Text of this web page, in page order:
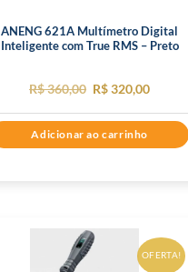
ANENG 621A Multímetro Digital
Inteligente com True RMS – Preto
R$360,00 O
preço
original
R$320,00O
preço
Adicionar ao carrinho
OFERTA!